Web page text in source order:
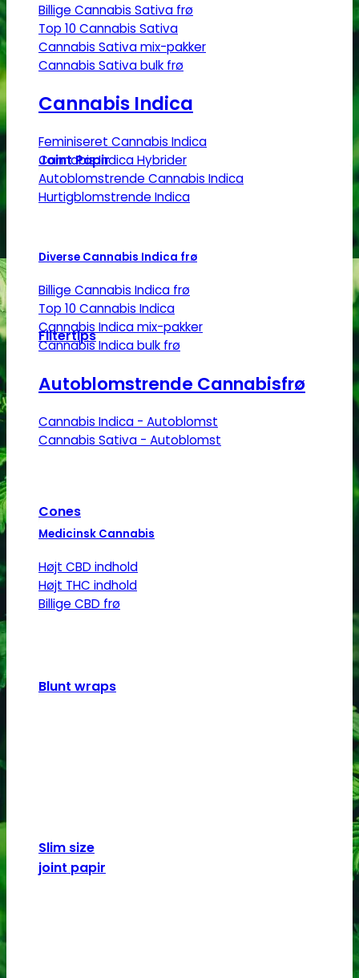
Billige Cannabis Sativa frø
Top 10 Cannabis Sativa
Cannabis Sativa mix-pakker
Cannabis Sativa bulk frø
Cannabis Indica
Feminiseret Cannabis Indica
Cannabis Indica Hybrider
Autoblomstrende Cannabis Indica
Hurtigblomstrende Indica
Diverse Cannabis Indica frø
Billige Cannabis Indica frø
Top 10 Cannabis Indica
Cannabis Indica mix-pakker
Cannabis Indica bulk frø
Autoblomstrende Cannabisfrø
Cannabis Indica - Autoblomst
Cannabis Sativa - Autoblomst
Medicinsk Cannabis
Højt CBD indhold
Højt THC indhold
Billige CBD frø
Joint Papir
Filtertips
Cones
Blunt wraps
Slim size
joint papir